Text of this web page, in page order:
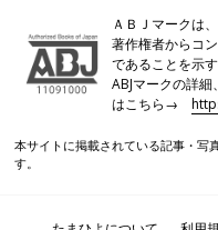
ＡＢＪマークは
著作権者からコ
であることを示
ABJマークの詳
はこちら→
本サイトに掲載されている記事・写
す。